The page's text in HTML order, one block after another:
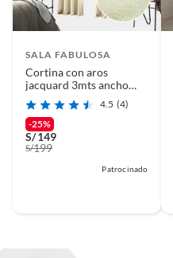
SALA FABULOSA
Cortina con aros
jacquard 3mts ancho
compartido x 2.30 alto
CREMA
4.5 (4)
-25%
S/149
S/199
Patrocinado